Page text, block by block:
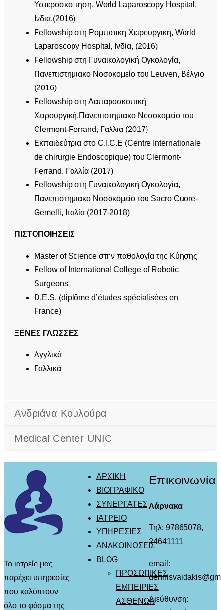
Υστεροσκοπηση, World Laparoscopy Hospital,
Ινδια,(2016)
Fellowship στη Ρομποτικη Χειρουργικη, World
Laparoscopy Hospital, Ινδία, (2016)
Fellowship στη Γυναικολογική Ογκολογία,
Πανεπιστημιακο Νοσοκομείο του Leuven, Βέλγιο
(2016)
Fellowship στη Λαπαροσκοπική
Χειρουργική,Πανεπιστημιακο Νοσοκομείο του
Clermont-Ferrand, Γαλλια (2017)
Εκπαιδεύτρια στο C.I.C.E (Centre Internationale
de chirurgie Endoscopique) του Clermont-
Ferrand, Γαλλία (2017)
Fellowship στη Γυναικολογική Ογκολογία,
Πανεπιστημιακο Νοσοκομείο του Sacro Cuore-
Gemelli, Ιταλία (2017-2018)
ΠΙΣΤΟΠΟΙΗΣΕΙΣ
Master of Science στην παθολογία της Κύησης
Fellow of International College of Robotic
Surgeons
D.E.S. (diplôme d’études spécialisées en
France)
ΞΕΝΕΣ ΓΛΩΣΣΕΣ
Aγγλικά
Γαλλικά
Ανδριάνα Κουλούρα
Medical Center UNIC
Το ιατρείο μας
παρέχει υπηρεσίες
που καλύπτουν
όλο το φάσμα της
ΑΡΧΙΚΗ
ΒΙΟΓΡΑΦΙΚΟ
ΣΥΝΕΡΓΑΤΕΣ
ΙΑΤΡΕΙΟ
ΥΠΗΡΕΣΙΕΣ
ΑΝΑΚΟΙΝΩΣΕΙΣ
BLOG
ΠΡΟΣΩΠΙΚΕΣ
ΕΜΠΕΙΡΙΕΣ
ΑΣΘΕΝΩΝ
Επικοινωνία
Λάρνακα
Τηλ: 97865078,
24641111
email:
Διεύθυνση: